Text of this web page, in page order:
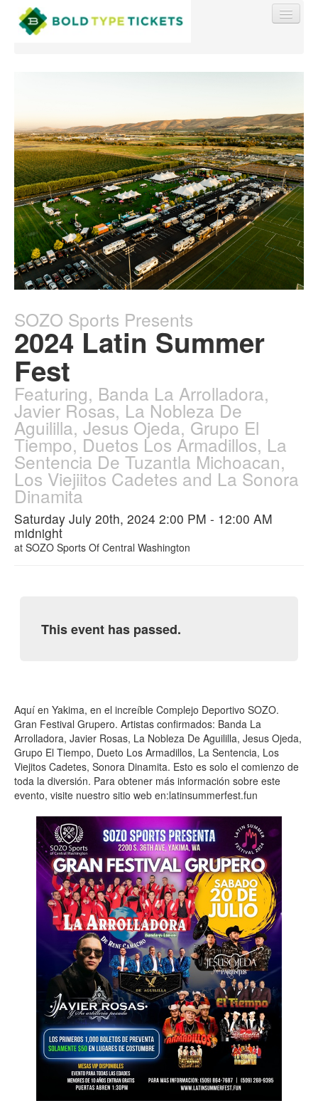
Event Manager Sign In
Sell Tickets
0
SOZO Sports Presents
2024 Latin Summer
Fest
Featuring, Banda La Arrolladora,
Javier Rosas, La Nobleza De
Aguililla, Jesus Ojeda, Grupo El
Tiempo, Duetos Los Armadillos, La
Sentencia De Tuzantla Michoacan,
Los Viejiitos Cadetes and La Sonora
Dinamita
Saturday July 20th, 2024 2:00 PM - 12:00 AM
midnight
at SOZO Sports Of Central Washington
This event has passed.
Aquí en Yakima, en el increíble Complejo Deportivo SOZO.
Gran Festival Grupero. Artistas confirmados: Banda La
Arrolladora, Javier Rosas, La Nobleza De Aguililla, Jesus Ojeda,
Grupo El Tiempo, Dueto Los Armadillos, La Sentencia, Los
Viejitos Cadetes, Sonora Dinamita. Esto es solo el comienzo de
toda la diversión. Para obtener más información sobre este
evento, visite nuestro sitio web en:latinsummerfest.fun